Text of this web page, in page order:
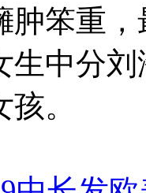
肿笨重
生中分
。